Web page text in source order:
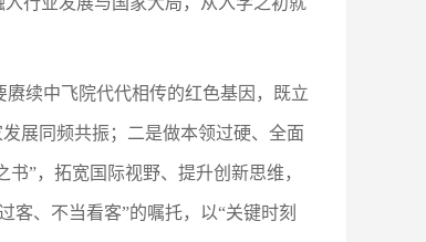
续中飞院代代相传的红色基因，既立
展同频共振；二是做本领过硬、全面
”，拓宽国际视野、提升创新思维，
、不当看客”的嘱托，以“关键时刻